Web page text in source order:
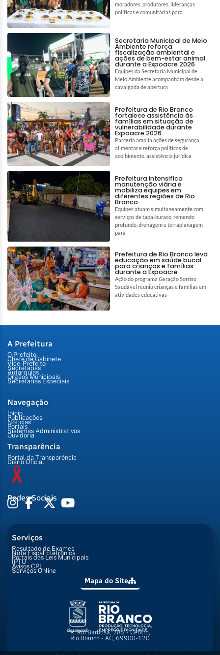
moradores, produtores, lideranças
políticas e comunitárias para
Secretaria Municipal de Meio
Ambiente reforça
fiscalização ambiental e
ações de bem-estar animal
durante a Expoacre 2026
Equipes da Secretaria Municipal de
Meio Ambiente acompanham desde a
cavalgada de abertura
Prefeitura de Rio Branco
fortalece assistência às
famílias em situação de
vulnerabilidade durante
Expoacre 2026
Parceria amplia ações de segurança
alimentar e reforça políticas de
acolhimento, assistência jurídica
Prefeitura intensifica
manutenção viária e
mobiliza equipes em
diferentes regiões de Rio
Branco
Equipes atuam simultaneamente com
serviços de tapa-buraco, remendo
profundo, drenagem e terraplanagem
para
Prefeitura de Rio Branco leva
educação em saúde bucal
para crianças e famílias
durante a Expoacre
Ação do programa Geração Sorriso
Saudável reuniu crianças e famílias em
atividades educativas
A Prefeitura
O Prefeito
Chefe de Gabinete
Vice-Prefeito
Secretarias
Autarquias
Órgãos Municipais
Secretarias Especiais
Navegação
Início
Publicações
Notícias
Portais
Sistemas Administrativos
Ouvidoria
Transparência
Portal da Transparência
Diário Oficial
Redes Sociais
Serviços
Resultado de Exames
Nota Fiscal Eletrônica
Portais das Leis Municipais
IPTU
Avisos CPL
Serviços Online
Mapa do Site
R. Rui Barbosa, 285 - Centro,
Rio Branco - AC, 69900-120